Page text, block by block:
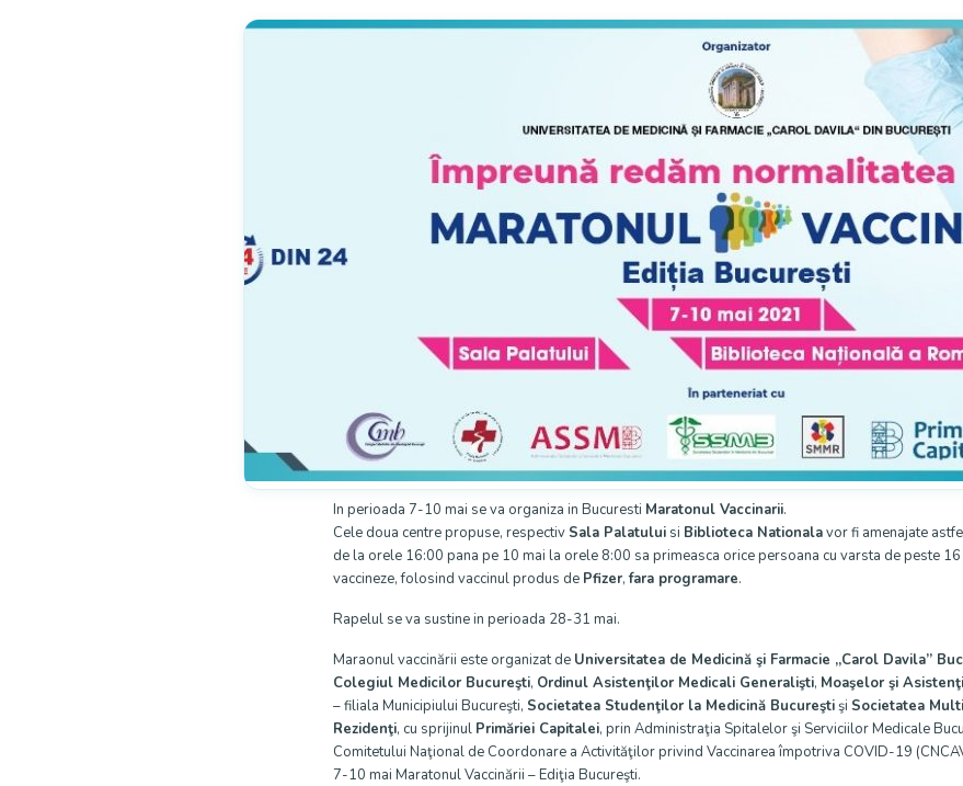
In perioada 7-10 mai se va organiza in Bucuresti Maratonul Vaccinarii.
Cele doua centre propuse, respectiv Sala Palatului si Biblioteca Nationalavor fi amenajate
de la orele 16:00 pana pe 10 mai la orele 8:00 sa primeasca orice persoana cu varsta de peste
vaccineze, folosind vaccinul produs de Pfizer,fara programare.
Rapelul se va sustine in perioada 28-31 mai.
Maraonul vaccinării este organizat de Universitatea de Medicină şi Farmacie „Carol Davila”
Colegiul Medicilor Bucureşti, Ordinul Asistenţilor Medicali Generalişti, Moaşelor şi
– filiala Municipiului Bucureşti, Societatea Studenţilor la Medicină Bucureştişi Societatea
Rezidenţi, cu sprijinul Primăriei Capitalei, prin Administraţia Spitalelor şi Serviciilor Medicale
Comitetului Naţional de Coordonare a Activităţilor privind Vaccinarea împotriva COVID-19
7-10 mai Maratonul Vaccinării – Ediţia Bucureşti.